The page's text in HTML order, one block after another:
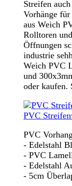
Streifen
Vorhänge
aus Weich
Rolltoren
Öffnungen
industrie
Weich PVC
und
oder kaufen.
PVC
PVC
- Edelstahl
- PVC
- Edelstahl
- 5cm